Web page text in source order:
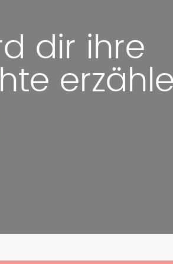
dir ihre